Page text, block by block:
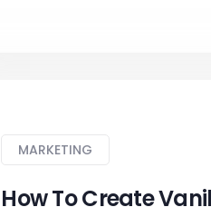
MARKETING
How To Create